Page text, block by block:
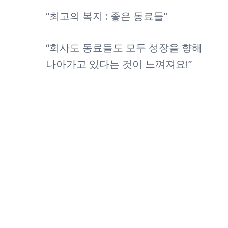
“최고의 복지 : 좋은 동료들”
“회사도 동료들도 모두 성장을 향해
나아가고 있다는 것이 느껴져요!”